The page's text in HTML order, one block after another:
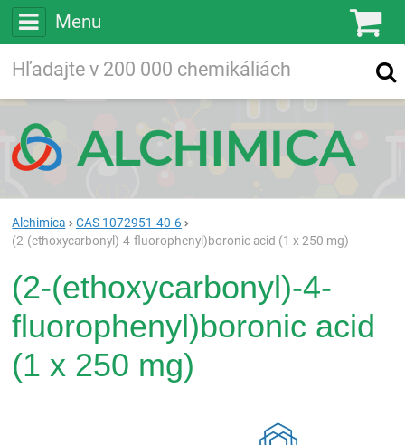
Menu
Vyhľadávanie
Alchimica
CAS 1072951-40-6
(2-(ethoxycarbonyl)-4-fluorophenyl)boronic acid (1 x 250 mg)
(2-(ethoxycarbonyl)-4-
fluorophenyl)boronic acid
(1 x 250 mg)